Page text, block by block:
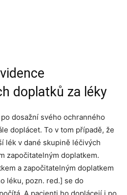
doplatků za léky
dosažní svého ochranného
doplácet. To v tom případě, že
lék v dané skupině léčivých
započitatelným doplatkem.
a započitatelným doplatkem
léku, pozn. red.] se do